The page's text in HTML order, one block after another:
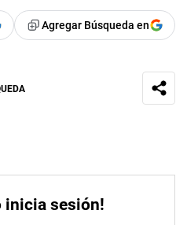
Agregar Búsqueda en
inicia sesión!